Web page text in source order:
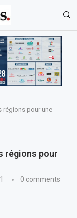
régions pour une
régions pour
0 comments